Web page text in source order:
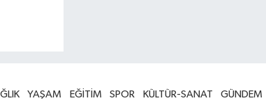
YAŞAM EĞİTİM SPOR KÜLTÜR-SANAT GÜNDEM